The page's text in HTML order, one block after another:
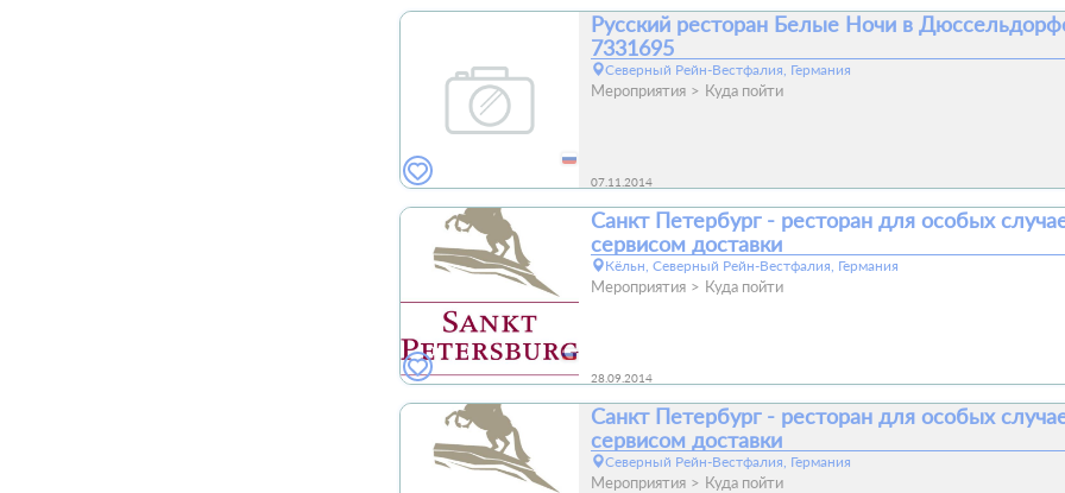
Русский ресторан Белые Ночи в
7331695
Северный Рейн-Вестфалия, Германия
Мероприятия Куда пойти
07.11.2014
Санкт Петербург - ресторан для особых
сервисом доставки
Кёльн, Северный Рейн-Вестфалия, Германия
Мероприятия Куда пойти
28.09.2014
Санкт Петербург - ресторан для особых
сервисом доставки
Северный Рейн-Вестфалия, Германия
Мероприятия Куда пойти